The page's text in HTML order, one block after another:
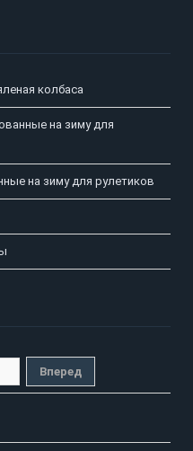
колбаса
на зиму для
на зиму для рулетиков